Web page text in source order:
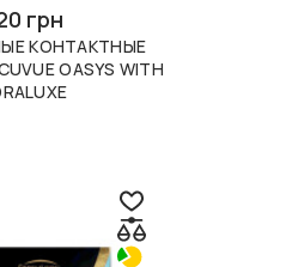
грн
КОНТАКТНЫЕ
OASYS WITH